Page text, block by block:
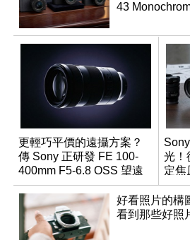
43
更輕巧平價的遠攝方案？
傳 Sony 正研發 FE 100-
400mm F5-6.8 OSS 望遠
變焦鏡頭
光！
定焦
好看照片的構
看到那些好照